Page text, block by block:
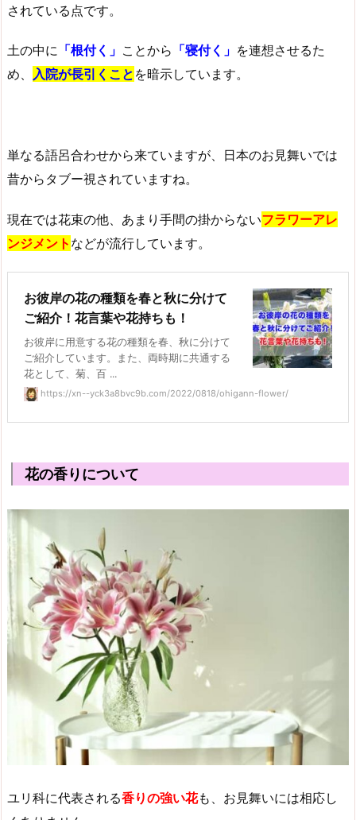
されている点です。
土の中に 「根付く」 ことから 「寝付く」 を連想させるた
め、 入院が長引くこと を暗示しています。
単なる語呂合わせから来ていますが、日本のお見舞いでは
昔からタブー視されていますね。
現在では花束の他、あまり手間の掛からないフラワーアレ
ンジメント などが流行しています。
お彼岸の花の種類を春と秋に分けて
ご紹介！花言葉や花持ちも！
お彼岸に用意する花の種類を春、秋に分けて
ご紹介しています。また、両時期に共通する
花として、菊、百 ...
https://xn--yck3a8bvc9b.com/2022/0818/ohigann-flower/
花の香りについて
ユリ科に代表される香りの強い花も、お見舞いには相応し